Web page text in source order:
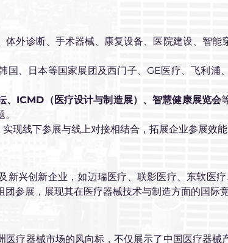
体外诊断、手术器械、康复设备、医院建设、智
国、日本等国家展团及西门子、GE医疗、飞利浦
、ICMD（医疗设计与制造展）、智慧健康展览会
实现线下参展与线上对接相结合，拓展企业参展效
兴创新企业，如迈瑞医疗、联影医疗、东软医疗
参展，展现其在医疗器械技术与制造方面的国际竞
疗器械市场的风向标，不仅展示了中国医疗器械